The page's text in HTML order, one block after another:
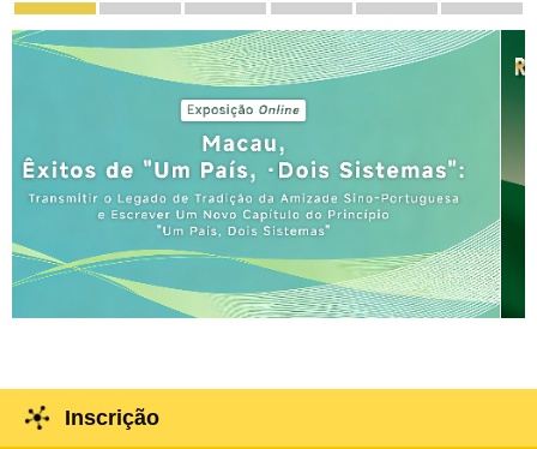
Divulgação e promoção
Macau, Êxitos de "Um País, Dois Sistemas":
Chefe do Executivo apresenta a 18 de
LAG em Grande Plano
Segundo Plano
Zona de
Inscrição